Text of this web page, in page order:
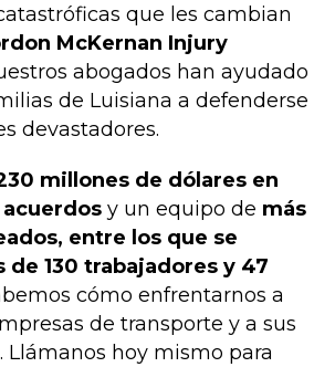
que les cambian
McKernan Injury
abogados han ayudado
de Luisiana a defenderse
devastadores.
millones de dólares en
y un equipo de más
entre los que se
de 130 trabajadores y 47
cómo enfrentarnos a
de transporte y a sus
Llámanos hoy mismo para